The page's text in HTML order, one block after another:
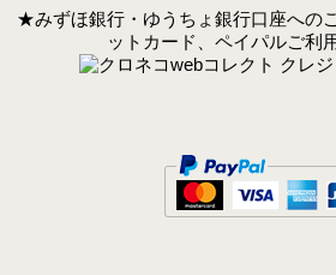
★みずほ銀行・ゆうちょ銀行口座への
ットカード、ペイパルご利